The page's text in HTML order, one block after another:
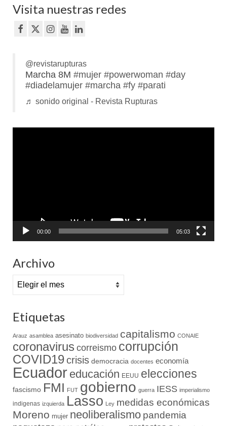
Visita nuestras redes
@revistarupturas
Marcha 8M #mujer #powerwoman #day
#diadelamujer #marcha #fy #parati
♬ sonido original - Revista Rupturas
00:00 05:03
Archivo
Archivo
Etiquetas
Arauz asamblea asesinato biodiversidad capitalismo CONAIE
coronavirus correismo corrupción
COVID19crisis democracia docentes economía
Ecuador educación EEUU elecciones
fascismo FMI FUT gobierno guerra IESS imperialismo
indigenas izquierda Lasso Ley medidas económicas
Moreno mujer neoliberalismo pandemia